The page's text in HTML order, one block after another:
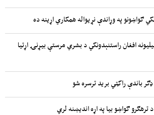
ملتونه: ۲.۷ میلیونه افغان راستنېدونکي د بشري مرستې بیړنۍ اړتیا
باندې راکټي برید ترسره شو
ترهګرو ګواښو بیا په اړه اندیښنه لري